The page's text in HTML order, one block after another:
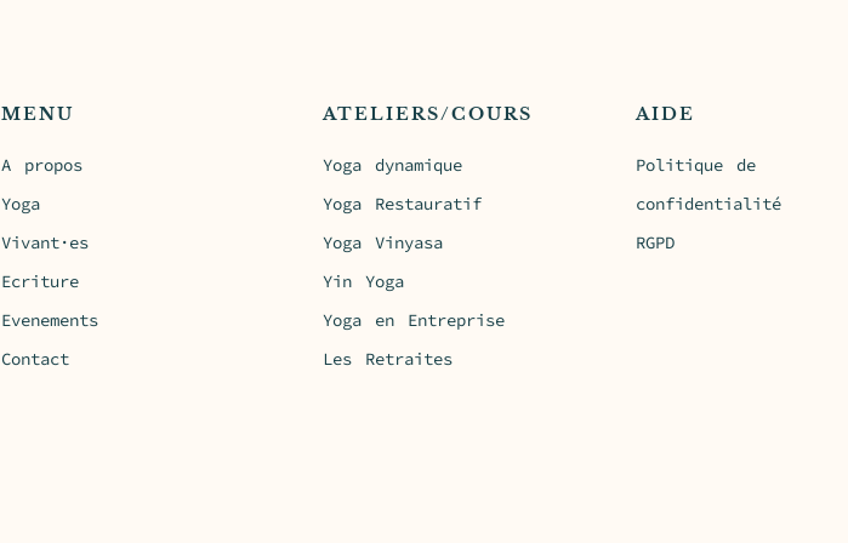
MENU
A propos
Yoga
Vivant·es
Ecriture
Evenements
Contact
ATELIERS/COURS
Yoga dynamique
Yoga Restauratif
Yoga Vinyasa
Yin Yoga
Yoga en Entreprise
Les Retraites
AIDE
Politique de
confidentialité
RGPD